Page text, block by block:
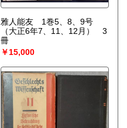
雅人能友 1巻5、8、9号
（大正6年7、11、12月） 3
冊
￥15,000